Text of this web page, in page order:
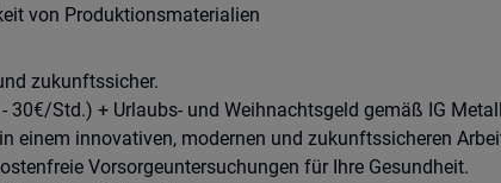
von Produktionsmaterialien
zukunftssicher.
Std.) + Urlaubs- und Weihnachtsgeld gemäß IG
einem innovativen, modernen und zukunftssicheren
Vorsorgeuntersuchungen für Ihre Gesundheit.